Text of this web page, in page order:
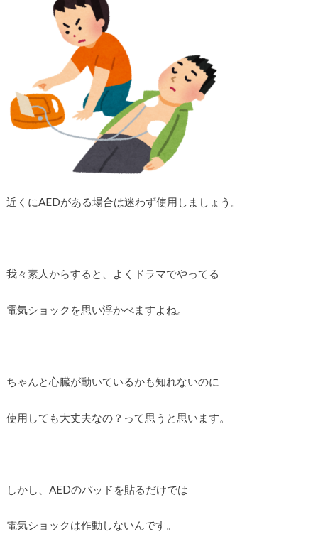
近くにAEDがある場合は迷わず使用しましょう。
我々素人からすると、よくドラマでやってる
電気ショックを思い浮かべますよね。
ちゃんと心臓が動いているかも知れないのに
使用しても大丈夫なの？って思うと思います。
しかし、AEDのパッドを貼るだけでは
電気ショックは作動しないんです。